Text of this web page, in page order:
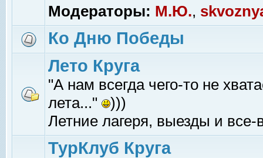
Модераторы: М.Ю.,
Ко Дню Победы
Лето Круга
"А нам всегда чего-то не
лета..."
)))
Летние лагеря, выезды и все-
ТурКлуб Круга